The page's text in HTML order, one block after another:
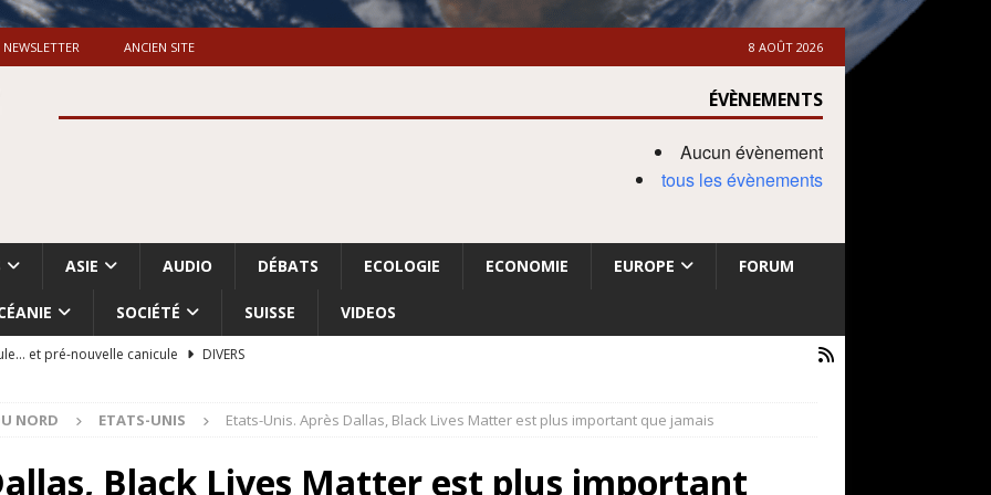
NEWSLETTER ANCIEN SITE 8 AOÛT 2026
ÉVÈNEMENTS
Aucun évènement
tous les évènements
ASIE AUDIO DÉBATS ECOLOGIE ECONOMIE EUROPE FORUM
SOCIÉTÉ SUISSE VIDEOS
et pré-nouvelle canicule
DIVERS
du nettoyage ethnique en Cisjordanie et à Gaza
ISRAËL
NORD ETATS-UNIS Etats-Unis. Après Dallas, Black Lives Matter est plus important que jamais
Black Lives Matter est plus important